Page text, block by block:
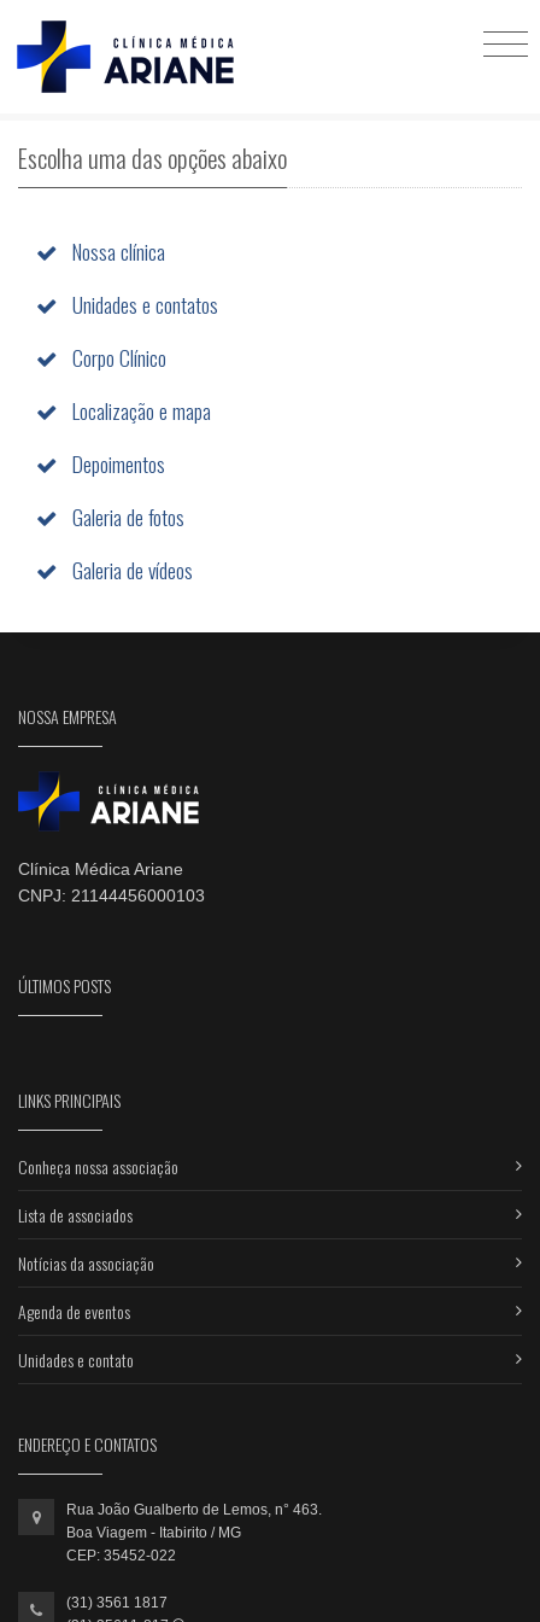
Escolha uma das opções abaixo
Nossa clínica
Unidades e contatos
Corpo Clínico
Localização e mapa
Depoimentos
Galeria de fotos
Galeria de vídeos
NOSSA EMPRESA
Clínica Médica Ariane
CNPJ: 21144456000103
ÚLTIMOS POSTS
LINKS PRINCIPAIS
Conheça nossa associação
Lista de associados
Notícias da associação
Agenda de eventos
Unidades e contato
ENDEREÇO E CONTATOS
Rua João Gualberto de Lemos, n° 463.
Boa Viagem - Itabirito / MG
CEP: 35452-022
(31) 3561 1817